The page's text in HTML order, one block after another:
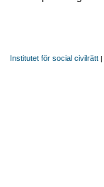
Institutet för social civilrätt |